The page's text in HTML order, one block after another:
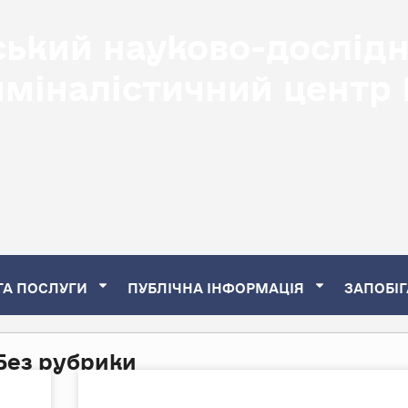
науково-
ПОСЛУГИ ПУБЛІЧНА ІНФОРМАЦІЯ
рубрики